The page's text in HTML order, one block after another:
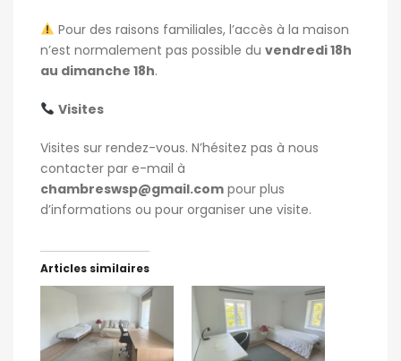
Pour des raisons familiales, l’accès à la maison
n’est normalement pas possible du vendredi 18h
au dimanche 18h.
Visites
Visites sur rendez-vous. N’hésitez pas à nous
contacter par e-mail à
chambreswsp@gmail.com pour plus
d’informations ou pour organiser une visite.
Articles similaires